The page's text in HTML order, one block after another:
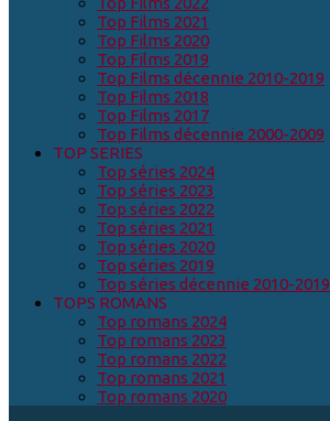
Top Films 2021
Top Films 2020
Top Films 2019
Top Films décennie 2010-2019
Top Films 2018
Top Films 2017
Top Films décennie 2000-2009
TOP SERIES
Top séries 2024
Top séries 2023
Top séries 2022
Top séries 2021
Top séries 2020
Top séries 2019
Top séries décennie 2010-2019
TOPS ROMANS
Top romans 2024
Top romans 2023
Top romans 2022
Top romans 2021
Top romans 2020